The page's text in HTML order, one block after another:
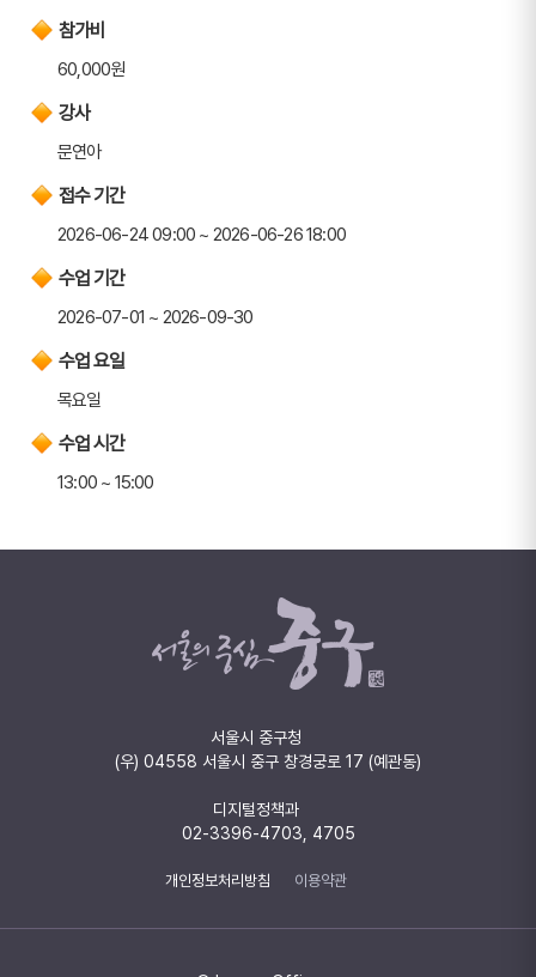
참가비
60,000원
강사
문연아
접수 기간
2026-06-24 09:00 ~ 2026-06-26 18:00
수업 기간
2026-07-01 ~ 2026-09-30
수업 요일
목요일
수업 시간
13:00 ~ 15:00
서울시 중구청
(우) 04558 서울시 중구 창경궁로 17 (예관동)
디지털정책과
02-3396-4703, 4705
개인정보처리방침 이용약관